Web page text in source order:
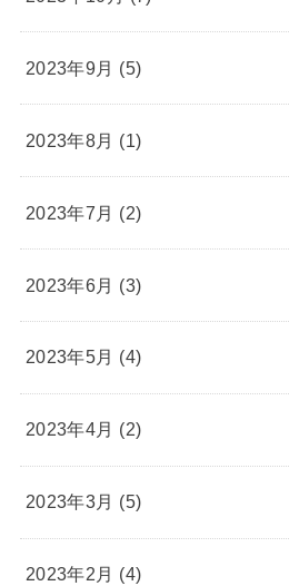
2023年9月 (5)
2023年8月 (1)
2023年7月 (2)
2023年6月 (3)
2023年5月 (4)
2023年4月 (2)
2023年3月 (5)
2023年2月 (4)